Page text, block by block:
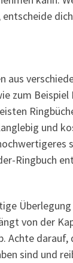
aus
zum Beispiel
und
Ringbuch
von der
Achte darauf,
sind und